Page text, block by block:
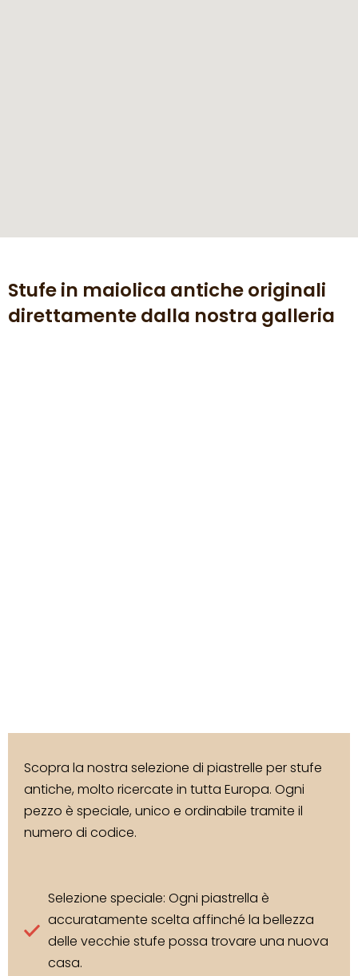
Stufe in maiolica antiche originali
direttamente dalla nostra galleria
Scopra la nostra selezione di piastrelle per stufe
antiche, molto ricercate in tutta Europa. Ogni
pezzo è speciale, unico e ordinabile tramite il
numero di codice.
Selezione speciale: Ogni piastrella è
accuratamente scelta affinché la bellezza
delle vecchie stufe possa trovare una nuova
casa.